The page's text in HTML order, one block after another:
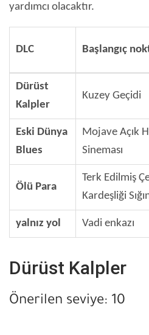
yardımcı olacaktır.
DLC Başlangıç
Dürüst
Kalpler
Kuzey Geçidi
Eski Dünya
Blues
Mojave Açık
Sineması
Ölü Para
Terk Edilmiş
Kardeşliği
yalnız yol Vadi enkazı
Dürüst Kalpler
Önerilen seviye: 10